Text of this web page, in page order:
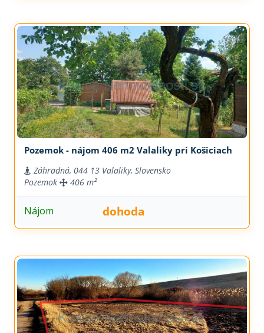
Pozemok - nájom 406 m2 Valaliky pri Košiciach
Záhradná, 044 13 Valaliky, Slovensko
Pozemok
406 m²
Nájom dohoda